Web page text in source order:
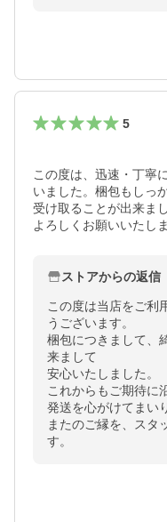
5
この度は、迅速・丁寧
いました。梱包もしっ
受け取ることが出来ま
ストアからの返信
この度は当店をご利
うございます。
梱包につきまして、
来まして
安心いたしました。
これからもご期待に
発送を心がけてまい
またのご縁を、スタ
す。